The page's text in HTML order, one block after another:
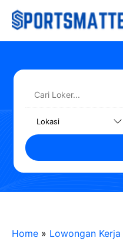
Langsung
Home » Lowongan Kerja